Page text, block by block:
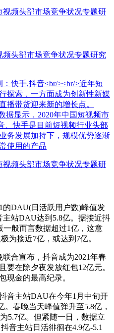
频头部市场竞争状况专题研究
快手,抖音<br/><br/>近年短
探索，一方面成为创新性新媒
播带货迎来新的增长点。
据显示，2020年中国短视频市
、快手是目前短视频行业头部
务发展加持下，规模优势逐渐
使用的产品
DAU(日活跃用户数)峰值发
站DAU达到5.8亿。据接近抖
般而言数据超过1亿，这意
为接近7亿，或达到7亿。
合宣布，抖音成为2021年春
要在除夕夜发放红包12亿元。
现金的最高纪录。
主站DAU在今年1月中旬开
春晚当天峰值弹升至5.8亿，
5.7亿。但紧随一日，数据立
音主站日活徘徊在4.9亿-5.1